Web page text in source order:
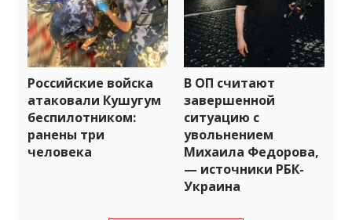
Российские войска
атаковали Кушугум
беспилотником:
ранены три
человека
В ОП считают
завершенной
ситуацию с
увольнением
Михаила Федорова,
— источники РБК-
Украина